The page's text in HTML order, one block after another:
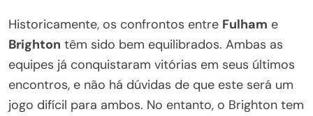
Historicamente, os confrontos entre Fulham e
Brighton têm sido bem equilibrados. Ambas as
equipes já conquistaram vitórias em seus últimos
encontros, e não há dúvidas de que este será um
jogo difícil para ambos. No entanto, o Brighton tem